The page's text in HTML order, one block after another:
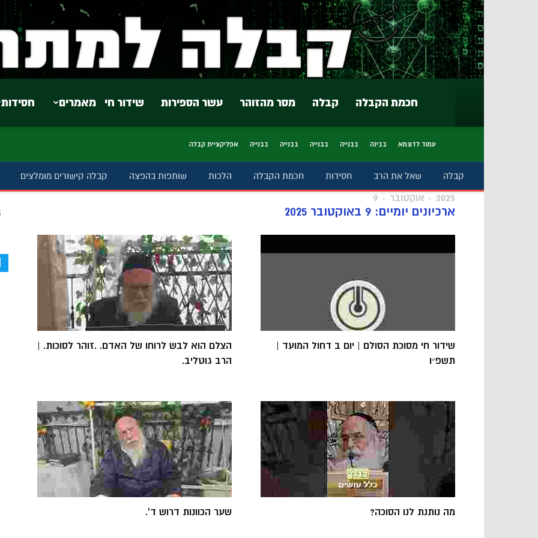
חסידות מאמרים שידור חי עשר הספירות מסר מהזוהר קבלה חכמת הקבלה
עמוד לדוגמא בבינה בבנייה בבנייה בבנייה בבנייה אפליקציית קבלה
קבלה שאל את הרב חסידות חכמת הקבלה הלכות שותפות בהפצה קבלה קישורים מומלצים
2025 אוקטובר 9
ארכיונים יומיים: 9 באוקטובר 2025
הצלם הוא לבש לרוחו של האדם. .זוהר לסוכות. |
הרב גוטליב.
שידור חי מסוכת הסולם | יום ב דחול המועד |
תשפ״ו
שער הכוונות דרוש ד'. מה נותנת לנו הסוכה?